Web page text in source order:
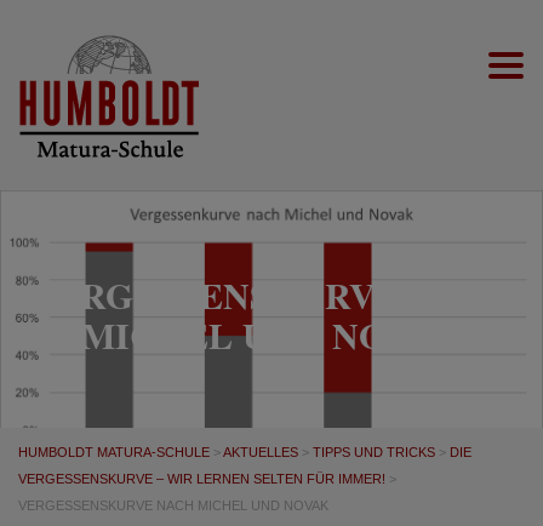
VERGESSENSKURVE NACH
MICHEL UND NOVAK
HUMBOLDT MATURA-SCHULE >AKTUELLES > TIPPS UND TRICKS > DIE
VERGESSENSKURVE – WIR LERNEN SELTEN FÜR IMMER! >
VERGESSENSKURVE NACH MICHEL UND NOVAK